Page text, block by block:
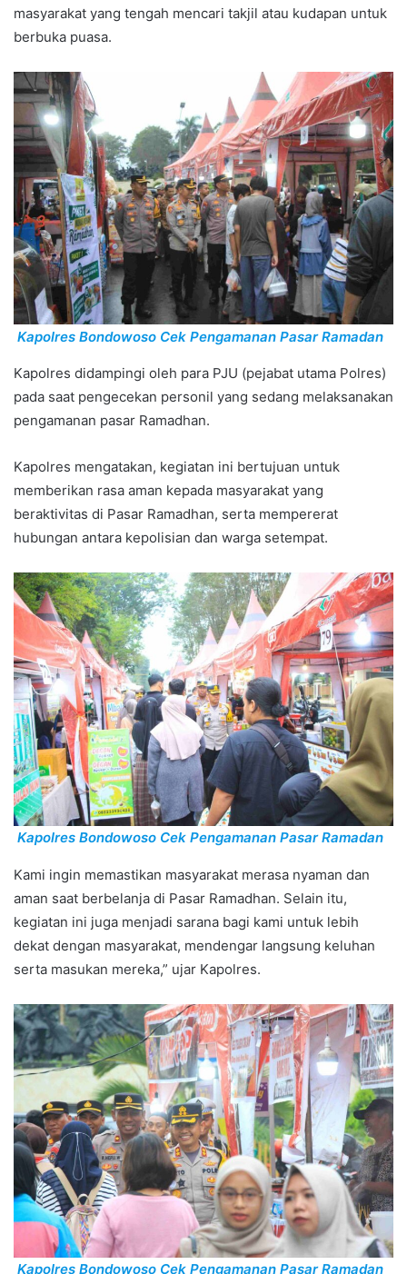
masyarakat yang tengah mencari takjil atau kudapan untuk
berbuka puasa.
Kapolres Bondowoso Cek Pengamanan Pasar Ramadan
Kapolres didampingi oleh para PJU (pejabat utama Polres)
pada saat pengecekan personil yang sedang melaksanakan
pengamanan pasar Ramadhan.
Kapolres mengatakan, kegiatan ini bertujuan untuk
memberikan rasa aman kepada masyarakat yang
beraktivitas di Pasar Ramadhan, serta mempererat
hubungan antara kepolisian dan warga setempat.
Kapolres Bondowoso Cek Pengamanan Pasar Ramadan
Kami ingin memastikan masyarakat merasa nyaman dan
aman saat berbelanja di Pasar Ramadhan. Selain itu,
kegiatan ini juga menjadi sarana bagi kami untuk lebih
dekat dengan masyarakat, mendengar langsung keluhan
serta masukan mereka,” ujar Kapolres.
Kapolres Bondowoso Cek Pengamanan Pasar Ramadan